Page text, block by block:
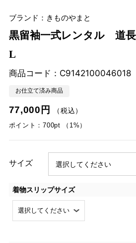
ブランド：きものやまと
黒留袖一式レンタル 道
L
商品コード： C9142100046018
お仕立て済み商品
77,000円 （税込）
ポイント：700pt （1%）
サイズ
着物スリップサイズ